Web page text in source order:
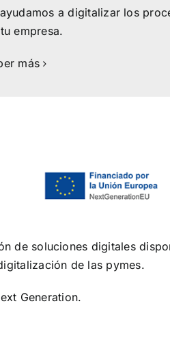
a digitalizar los
empresa.
más
de soluciones digitales
de las pymes.
Generation.